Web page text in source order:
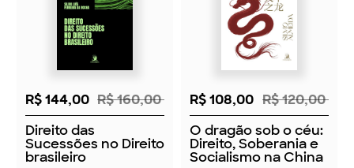
R$ 144,00 R$ 160,00
Direito das
Sucessões no Direito
brasileiro
R$ 108,00 R$ 120,00
O dragão sob o céu:
Direito, Soberania e
Socialismo na China